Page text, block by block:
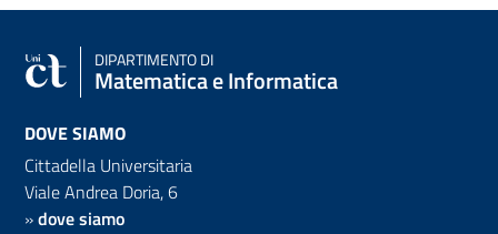
DIPARTIMENTO DI
Matematica e Informatica
DOVE SIAMO
Cittadella Universitaria
Viale Andrea Doria, 6
»dove siamo